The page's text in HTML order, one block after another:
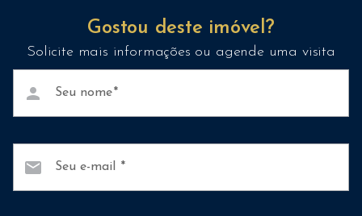
Gostou deste imóvel?
Solicite mais informações ou agende uma visita
Seu nome
person
Seu e-mail
mail